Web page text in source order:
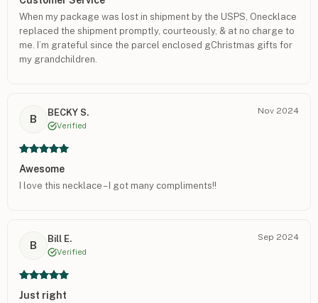
When my package was lost in shipment by the USPS, Onecklace
replaced the shipment promptly, courteously, & at no charge to
me. I’m grateful since the parcel enclosed gChristmas gifts for
my grandchildren.
B
BECKY S.
Verified
Nov 2024
Awesome
I love this necklace – I got many compliments!!
B
Bill E.
Verified
Sep 2024
Just right